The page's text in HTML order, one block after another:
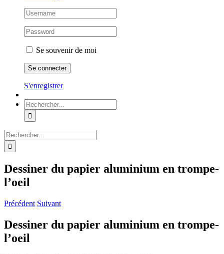
Se souvenir de moi
S'enregistrer
Rechercher:
Rechercher:
Dessiner du papier aluminium en trompe-
l’oeil
Précédent Suivant
Dessiner du papier aluminium en trompe-
l’oeil